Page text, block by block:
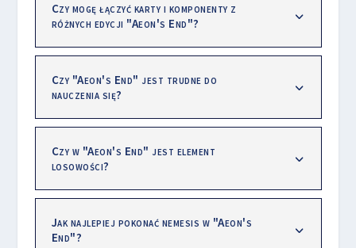
Czy mogę łączyć karty i komponenty z
różnych edycji "Aeon's End"?
Czy "Aeon's End" jest trudne do
nauczenia się?
Czy w "Aeon's End" jest element
losowości?
Jak najlepiej pokonać nemesis w "Aeon's
End"?